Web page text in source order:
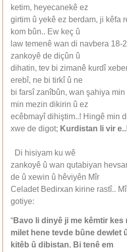
ketim, heyecanekê ez
girtim û yekê ez berdam, ji kêfa
kom bûn.. Ew keç û
law temenê wan di navbera 18-
zankoyê de diçûn û
dihatin, tev bi zimanê kurdî
erebî, ne bi tirkî û ne
bi farsî zanîbûn, wan şahiya
min mezin dikirin û ez
ecêbmayî dihiştim..! Hingê min
xwe de digot; Kurdistan li vir
Di hisiyam ku wê
zankoyê û wan qutabiyan
de û xewin û hêviyên Mîr
Celadet Bedirxan kirine rastî..
gotiye:
“Bavo li dinyê ji me kêmtir kes
milet hene tevde bûne dewlet
kitêb û dibistan. Bi tenê em